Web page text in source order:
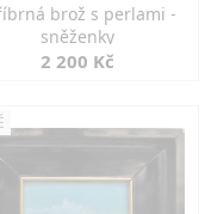
brož s perlami -
sněženky
2 200 Kč